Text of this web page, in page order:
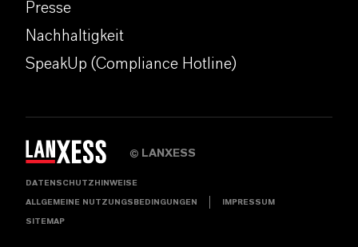
Presse
Nachhaltigkeit
SpeakUp (Compliance Hotline)
© LANXESS
DATENSCHUTZHINWEISE
ALLGEMEINE NUTZUNGSBEDINGUNGEN IMPRESSUM
SITEMAP